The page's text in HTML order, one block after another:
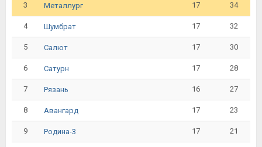
3 Металлург 17 34
4 Шумбрат 17 32
5 Салют 17 30
6 Сатурн 17 28
7 Рязань 16 27
8 Авангард 17 23
9 Родина-3 17 21